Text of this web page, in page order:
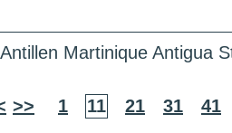
Martinique Antigua
>> 1 11 21 31 41